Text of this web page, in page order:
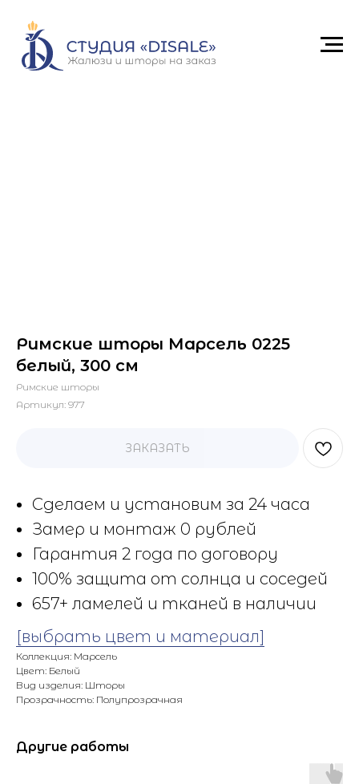
Римские шторы Марсель 0225
белый, 300 см
Римские шторы
Артикул: 977
ЗАКАЗАТЬ
Сделаем и установим за 24 часа
Замер и монтаж 0 рублей
Гарантия 2 года по договору
100% защита от солнца и соседей
657+ ламелей и тканей в наличии
[выбрать цвет и материал]
Коллекция: Марсель
Цвет: Белый
Вид изделия: Шторы
Прозрачность: Полупрозрачная
Другие работы